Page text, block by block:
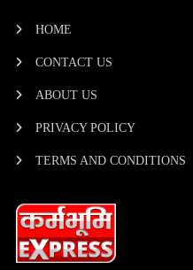
HOME
CONTACT US
ABOUT US
PRIVACY POLICY
TERMS AND CONDITIONS